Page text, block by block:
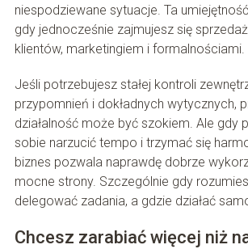
niespodziewane sytuacje. Ta
gdy jednocześnie zajmujesz się
klientów, marketingiem i formalnościami.
Jeśli potrzebujesz stałej kontroli
przypomnień i dokładnych wytycznych,
działalność może być szokiem. Ale gdy
sobie narzucić tempo i trzymać się
biznes pozwala naprawdę dobrze
mocne strony. Szczególnie gdy
delegować zadania, a gdzie działać
Chcesz zarabiać więcej niż